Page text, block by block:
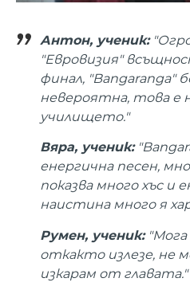
Антон, ученик:
"Евровизия"
финал, "Bangaranga"
невероятна, това е
училището."
Вяра, ученик:
енергична песен,
показва много хъс и
наистина много я
Румен, ученик:"Мога
откакто излезе, не
изкарам от главата."